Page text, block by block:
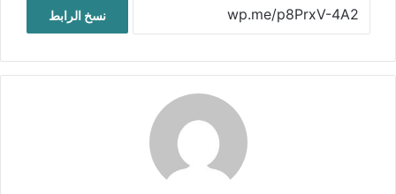
نسخ الرابط